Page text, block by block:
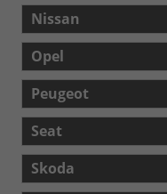
Nissan
Opel
Peugeot
Seat
Skoda